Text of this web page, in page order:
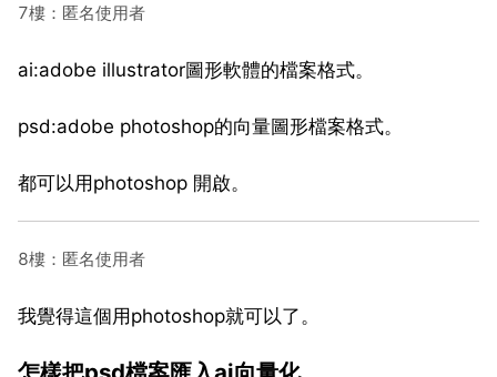
7樓：匿名使用者
ai:adobe illustrator圖形軟體的檔案格式。
psd:adobe photoshop的向量圖形檔案格式。
都可以用photoshop 開啟。
8樓：匿名使用者
我覺得這個用photoshop就可以了。